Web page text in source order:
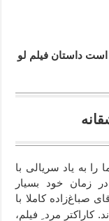
است داستان فیلم لو
را به یاد سریالی با
زمان خود بسیار
صباغ‌زاده کاملا با
کاراکتر مرد ِ فیلم،